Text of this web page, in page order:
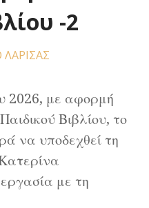
-2
2026, με αφορμή
Βιβλίου, το
να υποδεχθεί τη
με τη